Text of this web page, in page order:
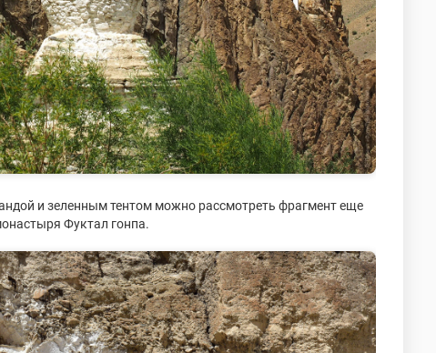
и зеленным тентом можно рассмотреть фрагмент еще
Фуктал гонпа.